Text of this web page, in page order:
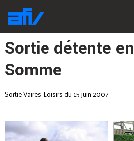
Sortie détente
Somme
Sortie Vaires-Loisirs du 15 juin 2007